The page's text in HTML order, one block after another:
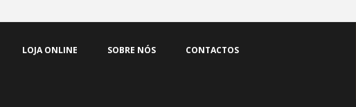
LOJA ONLINE SOBRE NÓS CONTACTOS